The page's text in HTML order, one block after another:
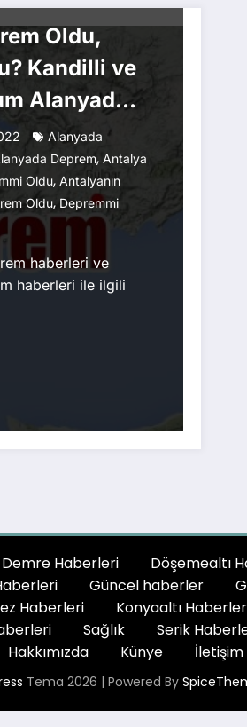
Oldu,
Kandilli ve
Alanyada
Alanyada
Deprem, Antalya
Oldu, Antalyanın
Oldu, Depremmi
haberleri ve
haberleri ile ilgili
Demre Haberleri Döşemealtı
Güncel haberler
Haberleri Konyaaltı
Sağlık Serik
Hakkımızda Künye İletişim
Tema 2026 | Powered By